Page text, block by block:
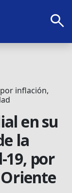
search
inflación,
en su
la
19, por